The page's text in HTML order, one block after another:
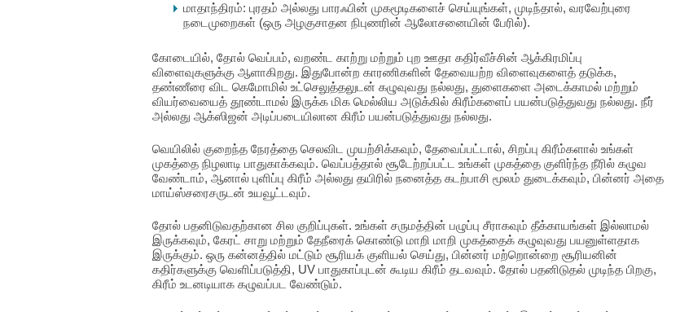
மாதாந்திரம்: புரதம் அல்லது பாரஃபின் முகமூடிகளைச் செய்யுங்கள், முடிந்தால், வரவேற்புரை
நடைமுறைகள் (ஒரு அழகுசாதன நிபுணரின் ஆலோசனையின் பேரில்).
கோடையில், தோல் வெப்பம், வறண்ட காற்று மற்றும் புற ஊதா கதிர்வீச்சின் ஆக்கிரமிப்பு
விளைவுகளுக்கு ஆளாகிறது. இதுபோன்ற காரணிகளின் தேவையற்ற விளைவுகளைத் தடுக்க,
தண்ணீரை விட கெமோமில் உட்செலுத்தலுடன் கழுவுவது நல்லது, துளைகளை அடைக்காமல் மற்றும்
வியர்வையைத் தூண்டாமல் இருக்க மிக மெல்லிய அடுக்கில் கிரீம்களைப் பயன்படுத்துவது நல்லது. நீர்
அல்லது ஆக்ஸிஜன் அடிப்படையிலான கிரீம் பயன்படுத்துவது நல்லது.
வெயிலில் குறைந்த நேரத்தை செலவிட முயற்சிக்கவும், தேவைப்பட்டால், சிறப்பு கிரீம்களால் உங்கள்
முகத்தை நிழலாடி பாதுகாக்கவும். வெப்பத்தால் சூடேற்றப்பட்ட உங்கள் முகத்தை குளிர்ந்த நீரில் கழுவ
வேண்டாம், ஆனால் புளிப்பு கிரீம் அல்லது தயிரில் நனைத்த கடற்பாசி மூலம் துடைக்கவும், பின்னர் அதை
மாய்ஸ்சரைசருடன் உயவூட்டவும்.
தோல் பதனிடுவதற்கான சில குறிப்புகள். உங்கள் சருமத்தின் பழுப்பு சீராகவும் தீக்காயங்கள் இல்லாமல்
இருக்கவும், கேரட் சாறு மற்றும் தேநீரைக் கொண்டு மாறி மாறி முகத்தைக் கழுவுவது பயனுள்ளதாக
இருக்கும். ஒரு கன்னத்தில் மட்டும் சூரியக் குளியல் செய்து, பின்னர் மற்றொன்றை சூரியனின்
கதிர்களுக்கு வெளிப்படுத்தி, UV பாதுகாப்புடன் கூடிய கிரீம் தடவவும். தோல் பதனிடுதல் முடிந்த பிறகு,
கிரீம் உடனடியாக கழுவப்பட வேண்டும்.